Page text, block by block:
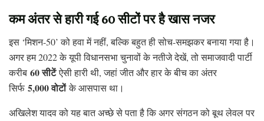
कम अंतर से हारी गई 60 सीटों पर है खास नजर
इस ‘मिशन-50’ को हवा में नहीं, बल्कि बहुत ही सोच-समझकर बनाया गया है।
अगर हम 2022 के यूपी विधानसभा चुनावों के नतीजे देखें, तो समाजवादी पार्टी
करीब 60 सीटेंऐसी हारी थी, जहां जीत और हार के बीच का अंतर
सिर्फ 5,000 वोटोंके आसपास था।
अखिलेश यादव को यह बात अच्छे से पता है कि अगर संगठन को बूथ लेवल पर